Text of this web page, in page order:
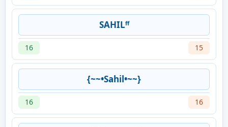
SAHILᶠᶠ
16 15
{~~•Sahil•~~}
16 16